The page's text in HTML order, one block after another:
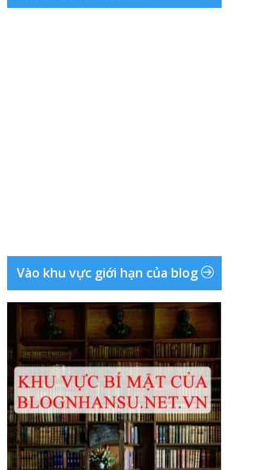
Vào khu vực giới hạn của blog